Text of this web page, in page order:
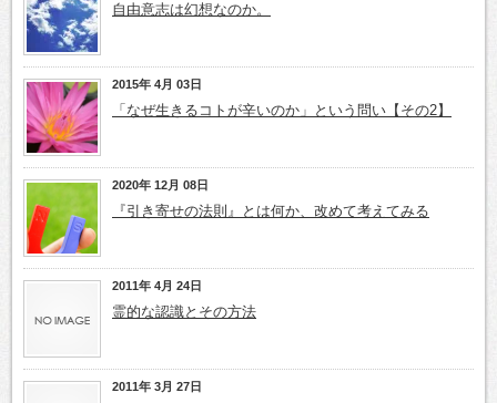
自由意志は幻想なのか。
2015年 4月 03日
「なぜ生きるコトが辛いのか」という問い【その2】
2020年 12月 08日
『引き寄せの法則』とは何か、改めて考えてみる
2011年 4月 24日
霊的な認識とその方法
2011年 3月 27日